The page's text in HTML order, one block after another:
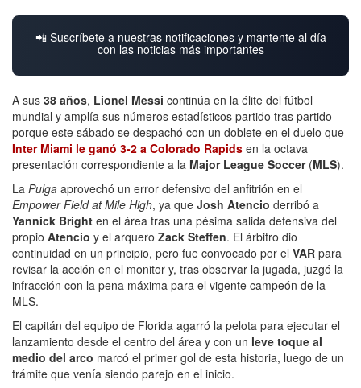
📲 Suscríbete a nuestras notificaciones y mantente al día
con las noticias más importantes
A sus 38 años, Lionel Messi continúa en la élite del fútbol
mundial y amplía sus números estadísticos partido tras partido
porque este sábado se despachó con un doblete en el duelo que
Inter Miami le ganó 3-2 a Colorado Rapids en la octava
presentación correspondiente a la Major League Soccer(MLS).
La Pulga aprovechó un error defensivo del anfitrión en el
Empower Field at Mile High, ya que Josh Atencio derribó a
Yannick Bright en el área tras una pésima salida defensiva del
propio Atencio y el arquero Zack Steffen. El árbitro dio
continuidad en un principio, pero fue convocado por el VAR para
revisar la acción en el monitor y, tras observar la jugada, juzgó la
infracción con la pena máxima para el vigente campeón de la
MLS.
El capitán del equipo de Florida agarró la pelota para ejecutar el
lanzamiento desde el centro del área y con un leve toque al
medio del arco marcó el primer gol de esta historia, luego de un
trámite que venía siendo parejo en el inicio.